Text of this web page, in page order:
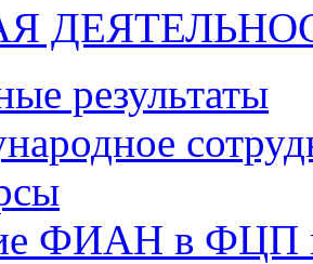
результаты
ФИАН в ФЦП